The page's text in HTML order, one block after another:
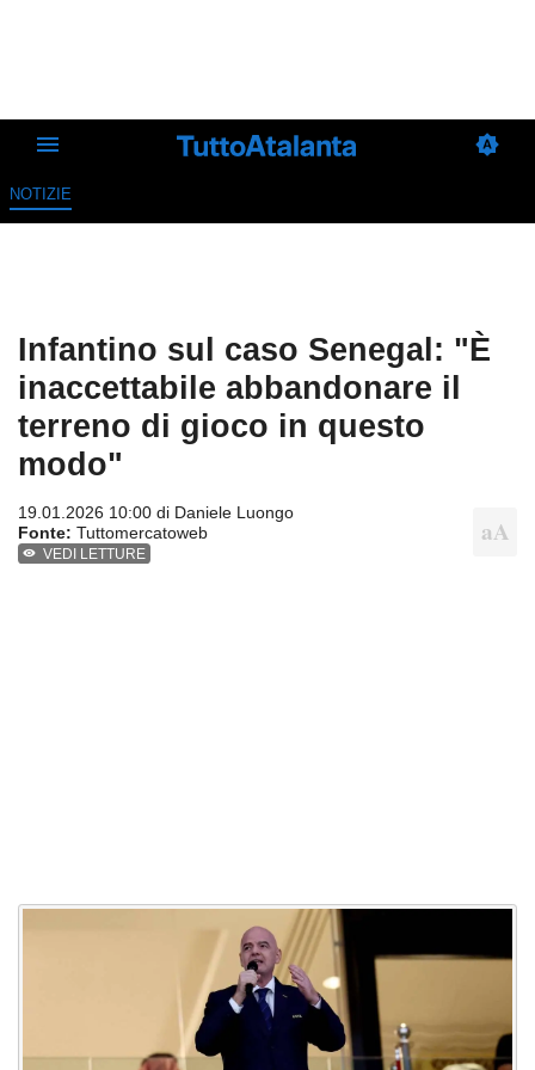
NOTIZIE
Infantino sul caso Senegal: "È
inaccettabile abbandonare il
terreno di gioco in questo
modo"
19.01.2026 10:00 di Daniele Luongo
Fonte: Tuttomercatoweb
VEDI LETTURE